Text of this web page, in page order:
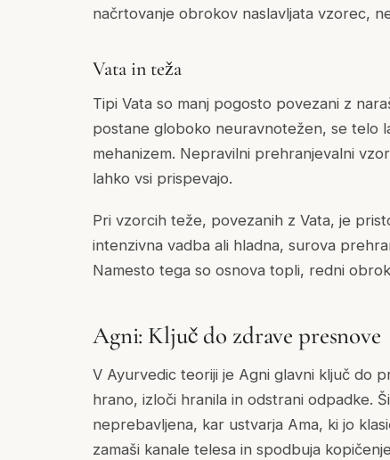
načrtovanje obrokov naslavljata vzorec,
Vata in teža
Tipi Vata so manj pogosto povezani z
postane globoko neuravnotežen, se telo
mehanizem. Nepravilni prehranjevalni
lahko vsi prispevajo.
Pri vzorcih teže, povezanih z Vata, je
intenzivna vadba ali hladna, surova
Namesto tega so osnova topli, redni
Agni: Ključ do zdrave presnove
V Ayurvedic teoriji je Agni glavni ključ do
hrano, izloči hranila in odstrani odpadke.
neprebavljena, kar ustvarja Ama, ki jo
zamaši kanale telesa in spodbuja